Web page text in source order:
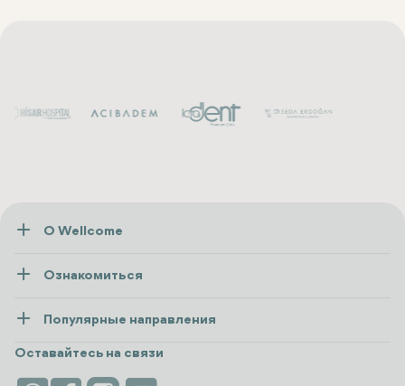
О Wellcome
Пресса
Безопасность
Ознакомиться
Wellness
Размещение
Достопримечательности
Популярные направления
посмотреть все
Оставайтесь на связи